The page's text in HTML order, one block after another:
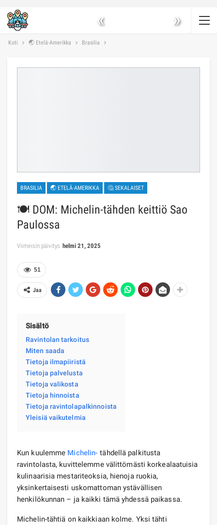
« »
Koti 🌏 Etelä-Amerikka Brasilia
BRASILIA 🌏 ETELÄ-AMERIKKA 🤔 SEKALAISET
🍽️ DOM: Michelin-tähden keittiö Sao
Paulossa
Viimeisin päivitys helmi 21, 2025
51
Jaa
Sisältö
Ravintolan tarkoitus
Miten saada
Tietoja ilmapiiristä
Tietoja palvelusta
Tietoja valikosta
Tietoja hinnoista
Tietoja ravintolapalkinnoista
Yleisiä vaikutelmia
Kun kuulemme Michelin- tähdellä palkitusta
ravintolasta, kuvittelemme välittömästi korkealaatuisia
kulinaarisia mestariteoksia, hienoja ruokia,
yksinkertaisesti uskomattoman ystävällisen
henkilökunnan – ja kaikki tämä yhdessä paikassa.
Michelin-tähtiä on kaikkiaan kolme. Yksi tähti